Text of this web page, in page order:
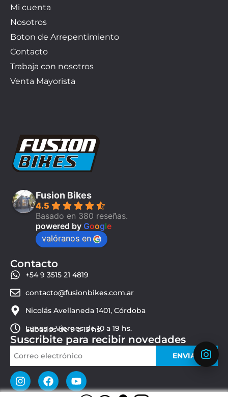
Mi cuenta
Nosotros
Boton de Arrepentimiento
Contacto
Trabaja con nosotros
Venta Mayorista
Fusion Bikes
4.5
Basado en 380 reseñas.
powered by Google
valóranos en
Contacto
+54 9 3515 21 4819
contacto@fusionbikes.com.ar
Nicolás Avellaneda 1401, Córdoba
Lunes a Viernes de 10 a 19 hs.
Sábados de 9 a 13 hs.
Suscribite para recibir novedades
ENVIAR